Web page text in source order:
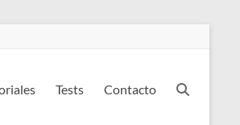
Tests Contacto